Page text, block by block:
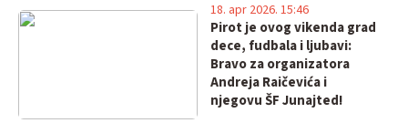
Pirot je ovog vikenda grad
dece, fudbala i ljubavi:
Bravo za organizatora
Andreja Raičevića i
njegovu ŠF Junajted!
18. apr 2026. 15:46